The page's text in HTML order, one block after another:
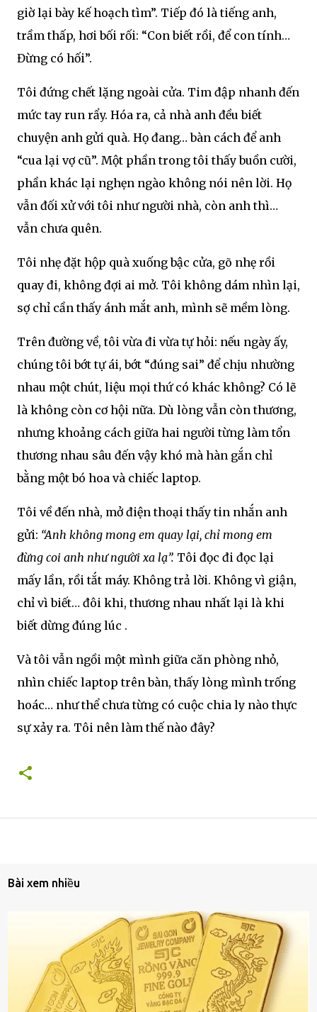
giờ lại bày kế hoạch tìm”. Tiếp đó là tiếng anh,
trầm thấp, hơi bối rối: “Con biết rồi, để con tính…
Đừng có hối”.
Tôi đứng chết lặng ngoài cửa. Tim đập nhanh đến
mức tay run rẩy. Hóa ra, cả nhà anh đều biết
chuyện anh gửi quà. Họ đang… bàn cách để anh
“cua lại vợ cũ”. Một phần trong tôi thấy buồn cười,
phần khác lại nghẹn ngào không nói nên lời. Họ
vẫn đối xử với tôi như người nhà, còn anh thì…
vẫn chưa quên.
Tôi nhẹ đặt hộp quà xuống bậc cửa, gõ nhẹ rồi
quay đi, không đợi ai mở. Tôi không dám nhìn lại,
sợ chỉ cần thấy ánh mắt anh, mình sẽ mềm lòng.
Trên đường về, tôi vừa đi vừa tự hỏi: nếu ngày ấy,
chúng tôi bớt tự ái, bớt “đúng sai” để chịu nhường
nhau một chút, liệu mọi thứ có khác không? Có lẽ
là không còn cơ hội nữa. Dù lòng vẫn còn thương,
nhưng khoảng cách giữa hai người từng làm tổn
thương nhau sâu đến vậy khó mà hàn gắn chỉ
bằng một bó hoa và chiếc laptop.
Tôi về đến nhà, mở điện thoại thấy tin nhắn anh
gửi: “Anh không mong em quay lại, chỉ mong em
đừng coi anh như người xa lạ”. Tôi đọc đi đọc lại
mấy lần, rồi tắt máy. Không trả lời. Không vì giận,
chỉ vì biết… đôi khi, thương nhau nhất lại là khi
biết dừng đúng lúc .
Và tôi vẫn ngồi một mình giữa căn phòng nhỏ,
nhìn chiếc laptop trên bàn, thấy lòng mình trống
hoác… như thể chưa từng có cuộc chia ly nào thực
sự xảy ra. Tôi nên làm thế nào đây?
Bài xem nhiều